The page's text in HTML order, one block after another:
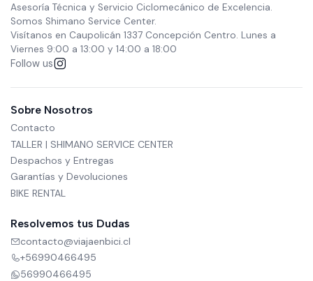
Asesoría Técnica y Servicio Ciclomecánico de Excelencia.
Somos Shimano Service Center.
Visítanos en Caupolicán 1337 Concepción Centro. Lunes a
Viernes 9:00 a 13:00 y 14:00 a 18:00
Follow us
Sobre Nosotros
Contacto
TALLER | SHIMANO SERVICE CENTER
Despachos y Entregas
Garantías y Devoluciones
BIKE RENTAL
Resolvemos tus Dudas
contacto@viajaenbici.cl
+56990466495
56990466495